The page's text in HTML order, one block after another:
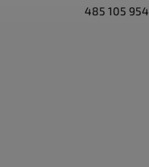
485 105 954